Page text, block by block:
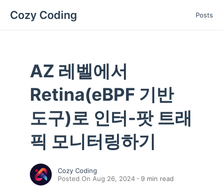
Cozy Coding Posts
AZ 레벨에서
Retina(eBPF 기반
도구)로 인터-팟 트래
픽 모니터링하기
Cozy Coding
Posted On Aug 26, 2024
9 min read